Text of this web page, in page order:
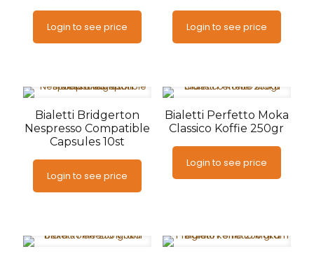
Login to see price Login to see price
Bialetti Bridgerton
Nespresso Compatible
Capsules 10st
Login to see price
Bialetti Perfetto Moka
Classico Koffie 250gr
Login to see price